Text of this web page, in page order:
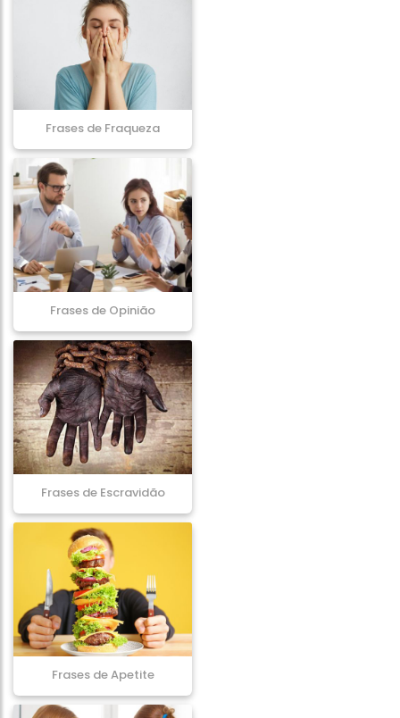
Frases de Fraqueza
Frases de Opinião
Frases de Escravidão
Frases de Apetite